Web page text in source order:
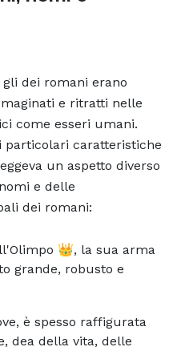
dei romani erano
e ritratti nelle
come esseri umani.
particolari caratteristiche
un aspetto diverso
e delle
dei romani:
👑, la sua arma
grande, robusto e
è spesso raffigurata
dea della vita, delle